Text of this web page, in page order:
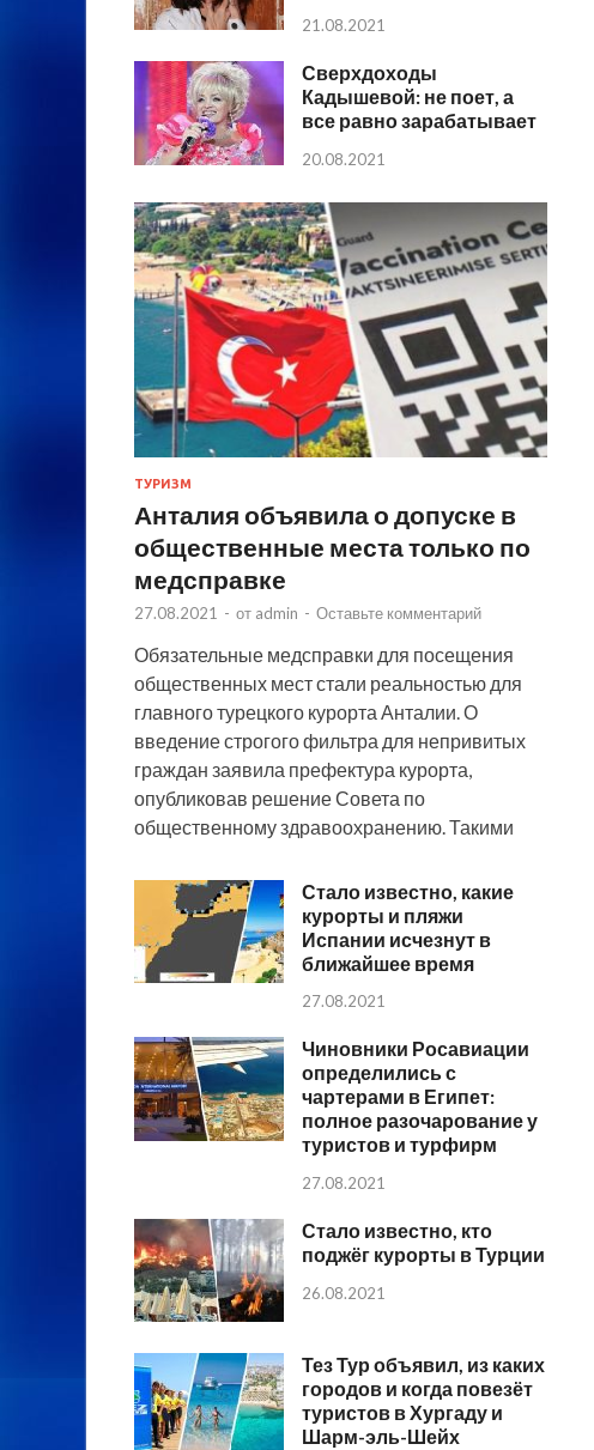
21.08.2021
Сверхдоходы
Кадышевой: не поет, а
все равно зарабатывает
20.08.2021
ТУРИЗМ
Анталия объявила о допуске в
общественные места только по
медсправке
27.08.2021 - от admin - Оставьте комментарий
Обязательные медсправки для посещения
общественных мест стали реальностью для
главного турецкого курорта Анталии. О
введение строгого фильтра для непривитых
граждан заявила префектура курорта,
опубликовав решение Совета по
общественному здравоохранению. Такими
Стало известно, какие
курорты и пляжи
Испании исчезнут в
ближайшее время
27.08.2021
Чиновники Росавиации
определились с
чартерами в Египет:
полное разочарование у
туристов и турфирм
27.08.2021
Стало известно, кто
поджёг курорты в Турции
26.08.2021
Тез Тур объявил, из каких
городов и когда повезёт
туристов в Хургаду и
Шарм-эль-Шейх